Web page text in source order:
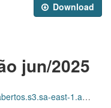
Download
jun/2025
+nominal+%E2%80%93+2015+a+atual/Vacancias_Nominal_201501_202506.csv